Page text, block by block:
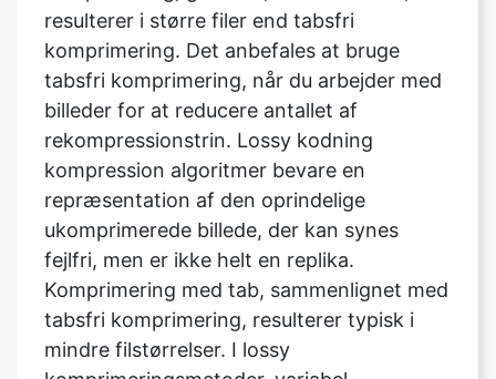
billeder for at reducere antallet af
rekompressionstrin. Lossy kodning
kompression algoritmer bevare en
repræsentation af den oprindelige
ukomprimerede billede, der kan synes
fejlfri, men er ikke helt en replika.
Komprimering med tab, sammenlignet med
tabsfri komprimering, resulterer typisk i
mindre filstørrelser. I lossy
komprimeringsmetoder, variabel
komprimering, som kompromitterer
billedkvaliteten for filstørrelse, er udbredt.